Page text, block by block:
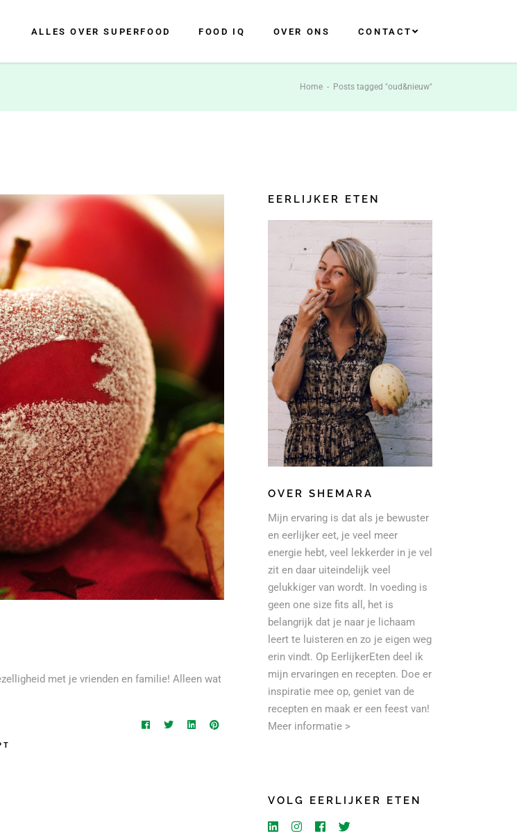
ALLES OVER SUPERFOOD FOOD IQ OVER ONS CONTACT
Home - Posts tagged "oud&nieuw"
met je vrienden en familie! Alleen wat
EERLIJKER ETEN
OVER SHEMARA
Mijn ervaring is dat als je bewuster
en eerlijker eet, je veel meer
energie hebt, veel lekkerder in je vel
zit en daar uiteindelijk veel
gelukkiger van wordt. In voeding is
geen one size fits all, het is
belangrijk dat je naar je lichaam
leert te luisteren en zo je eigen weg
erin vindt. Op EerlijkerEten deel ik
mijn ervaringen en recepten. Doe er
inspiratie mee op, geniet van de
recepten en maak er een feest van!
Meer informatie >
VOLG EERLIJKER ETEN